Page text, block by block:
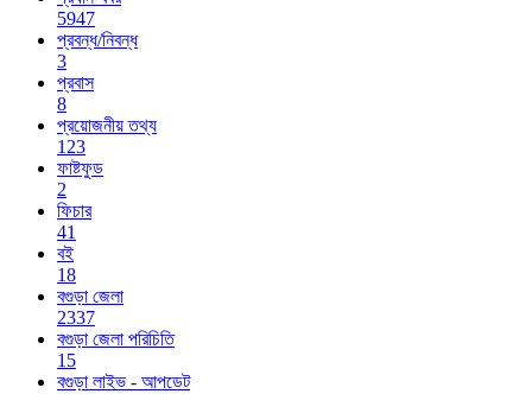
5947
প্রবন্ধ/নিবন্ধ
3
প্রবাস
8
প্রয়োজনীয় তথ্য
123
ফাষ্টফুড
2
ফিচার
41
বই
18
বগুড়া জেলা
2337
বগুড়া জেলা পরিচিতি
15
বগুড়া লাইভ - আপডেট